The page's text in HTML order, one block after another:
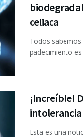
celiaca
Todos sabemos
padecimiento
¡Increíble!
Esta es una